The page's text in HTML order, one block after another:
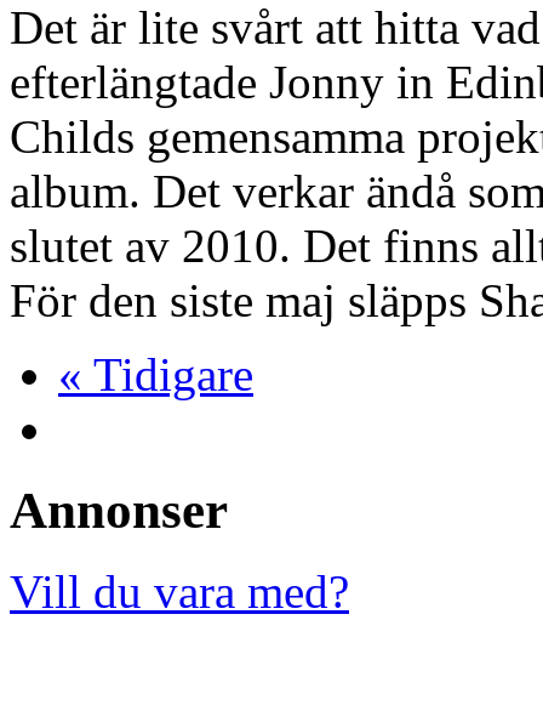
Det är lite svårt att hitta
efterlängtade Jonny in
Childs gemensamma
album. Det verkar ändå
slutet av 2010. Det finns
För den siste maj släpps
« Tidigare
Annonser
Vill du vara med?